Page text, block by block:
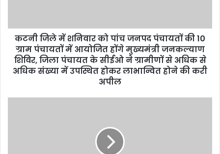
कटनी जिले में शनिवार को पांच जनपद पंचायतों की 10
ग्राम पंचायतों में आयोजित होंगे मुख्यमंत्री जनकल्याण
शिविर, जिला पंचायत के सीईओ ने ग्रामीणों से अधिक से
अधिक संख्या में उपस्थित होकर लाभान्वित होने की करी
अपील